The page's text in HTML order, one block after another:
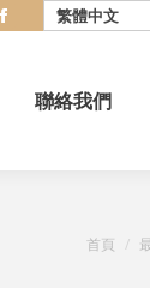
Facebook
opens
繁體中文
聯絡我們
您在這裡
首頁